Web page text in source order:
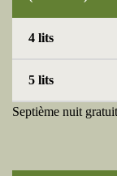
4 lits
5 lits
Septième nuit